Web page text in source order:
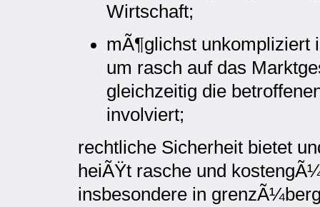
Wirtschaft;
mÃ¶glichst unkompliziert
um rasch auf das
gleichzeitig die
involviert;
rechtliche Sicherheit bietet
heiÃŸt rasche und
insbesondere in